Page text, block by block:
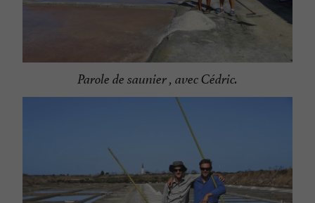
Parole de saunier , avec Cédric.